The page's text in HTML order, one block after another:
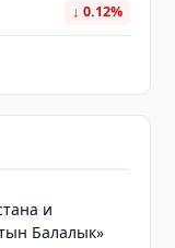
↓ 0.12%
и
Балалык»